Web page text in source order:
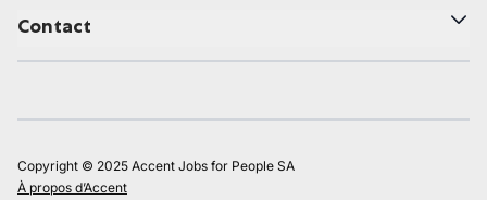
Contact
Copyright © 2025 Accent Jobs for People SA
À propos d’Accent